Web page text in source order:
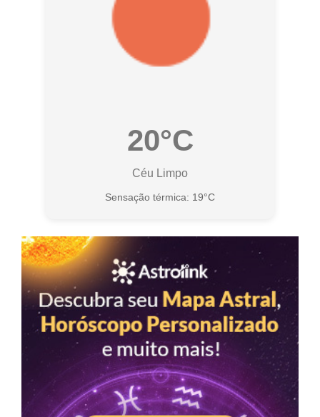
20°C
Céu Limpo
Sensação térmica: 19°C